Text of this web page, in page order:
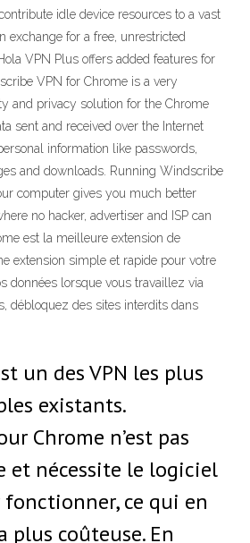
idle device resources to a vast
exchange for a free, unrestricted
VPN Plus offers added features for
VPN for Chrome is a very
and privacy solution for the Chrome
sent and received over the Internet
information like passwords,
and downloads. Running Windscribe
computer gives you much better
no hacker, advertiser and ISP can
est la meilleure extension de
extension simple et rapide pour votre
données lorsque vous travaillez via
débloquez des sites interdits dans
un des VPN les plus
existants.
Chrome n’est pas
et nécessite le logiciel
ce qui en
plus coûteuse. En